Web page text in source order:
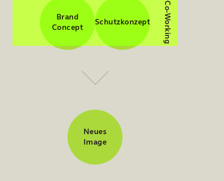
Co-Working
Brand
Concept
Schutzkonzept
Neues
Image